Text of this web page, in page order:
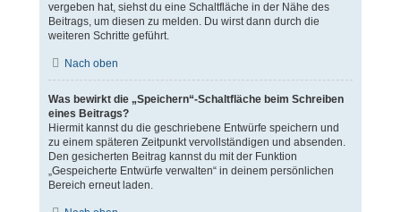
vergeben hat, siehst du eine Schaltfläche in der Nähe des
Beitrags, um diesen zu melden. Du wirst dann durch die
weiteren Schritte geführt.
Nach oben
Was bewirkt die „Speichern“-Schaltfläche beim Schreiben
eines Beitrags?
Hiermit kannst du die geschriebene Entwürfe speichern und
zu einem späteren Zeitpunkt vervollständigen und absenden.
Den gesicherten Beitrag kannst du mit der Funktion
„Gespeicherte Entwürfe verwalten“ in deinem persönlichen
Bereich erneut laden.